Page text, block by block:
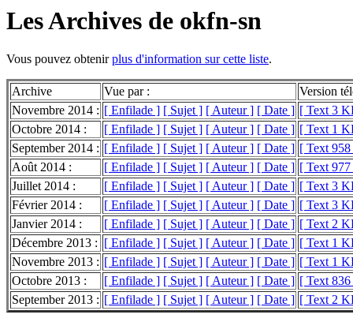
Les Archives de okfn-sn
Vous pouvez obtenirplus d'information sur cette liste.
Archive Vue par :
Version
Novembre 2014 : [ Enfilade ] [ Sujet ] [ Auteur ] [ Date ] [ Text 3
Octobre 2014 :
[ Enfilade ] [ Sujet ] [ Auteur ] [ Date ] [ Text 1
September 2014 : [ Enfilade ] [ Sujet ] [ Auteur ] [ Date ] [ Text
Août 2014 :
[ Enfilade ] [ Sujet ] [ Auteur ] [ Date ] [ Text
Juillet 2014 :
[ Enfilade ] [ Sujet ] [ Auteur ] [ Date ] [ Text 3
Février 2014 :
[ Enfilade ] [ Sujet ] [ Auteur ] [ Date ] [ Text 3
Janvier 2014 :
[ Enfilade ] [ Sujet ] [ Auteur ] [ Date ] [ Text 2
Décembre 2013 : [ Enfilade ] [ Sujet ] [ Auteur ] [ Date ] [ Text 1
Novembre 2013 : [ Enfilade ] [ Sujet ] [ Auteur ] [ Date ] [ Text 1
Octobre 2013 :
[ Enfilade ] [ Sujet ] [ Auteur ] [ Date ] [ Text
September 2013 : [ Enfilade ] [ Sujet ] [ Auteur ] [ Date ] [ Text 2